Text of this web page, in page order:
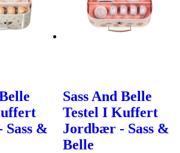
Sass &
Sass And Belle
Testel I Kuffert
Jordbær - Sass &
Belle